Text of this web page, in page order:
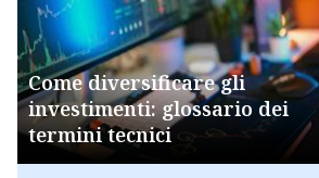
Come diversificare gli
investimenti: glossario dei
termini tecnici